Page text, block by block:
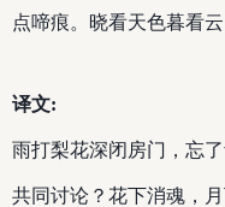
点啼痕。晓看天色暮看
译文:
雨打梨花深闭房门，忘
共同讨论？花下消魂，